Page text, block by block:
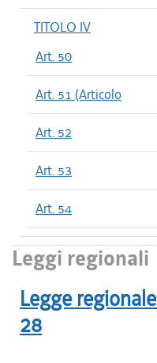
TITOLO IV
Art. 50
Art. 51 (Articolo
Art. 52
Art. 53
Art. 54
Leggi regionali
Legge regionale
28